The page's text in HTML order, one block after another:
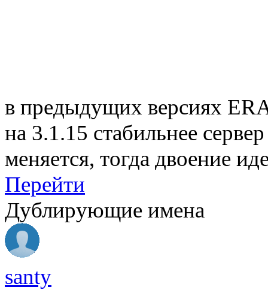
в предыдущих версиях
на 3.1.15 стабильнее
меняется, тогда двоение
Перейти
Дублирующие имена
santy